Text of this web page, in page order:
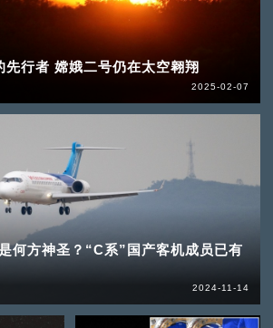
先行者 嫦娥二号仍在太空翱翔
2025-02-07
何方神圣？“C系”国产客机成员已有
2024-11-14